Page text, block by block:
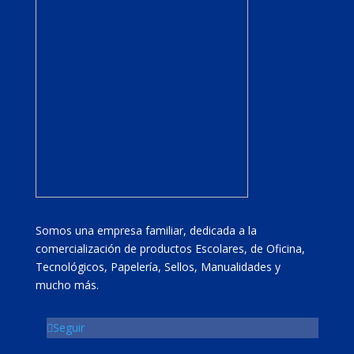
Somos una empresa familiar, dedicada a la
comercialización de productos Escolares, de Oficina,
Tecnológicos, Papelería, Sellos, Manualidades y
mucho más.
Seguir